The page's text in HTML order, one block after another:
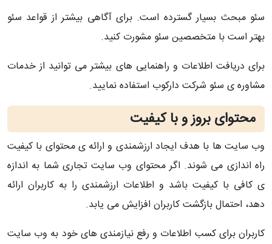
سئو مبحث بسیار گسترده است. برای آگاهی بیشتر از قواعد سئو
بهتر است با متخصصین سئو مشورت کنید.
برای دریافت اطلاعات و راهنمایی های بیشتر می توانید از خدمات
مشاوره ی سئو شرکت دارکوب استفاده نمایید.
محتوای بروز و با کیفیت
وب سایت ها با هدف ایجاد ارزشمندی و ارائه ی محتوای با کیفیت
راه اندازی می شوند. اگر محتوای وب سایت تجاری شما به اندازه
ی کافی با کیفیت باشد و اطلاعات ارزشمندی را به کاربران ارائه
دهد، احتمال بازگشت کاربران افزایش می یابد.
کاربران برای کسب اطلاعات و رفع نیازمندی های خود به وب سایت